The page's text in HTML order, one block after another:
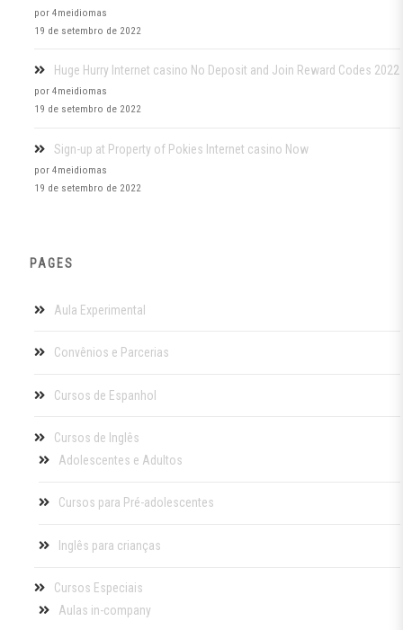
por 4meidiomas
19 de setembro de 2022
Huge Hurry Internet casino No Deposit and Join Reward Codes 2022
por 4meidiomas
19 de setembro de 2022
Sign-up at Property of Pokies Internet casino Now
por 4meidiomas
19 de setembro de 2022
PAGES
Aula Experimental
Convênios e Parcerias
Cursos de Espanhol
Cursos de Inglês
Adolescentes e Adultos
Cursos para Pré-adolescentes
Inglês para crianças
Cursos Especiais
Aulas in-company